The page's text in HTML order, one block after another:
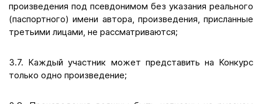
произведения под псевдонимом без указания реального
(паспортного) имени автора, произведения, присланные
третьими лицами, не рассматриваются;
3.7. Каждый участник может представить на Конкурс
только одно произведение;